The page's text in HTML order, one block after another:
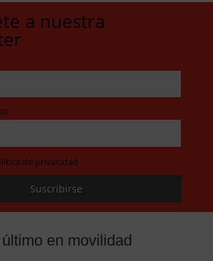
a nuestra
de privacidad
último en movilidad